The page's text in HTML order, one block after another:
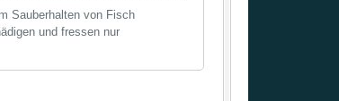
Sauberhalten von Fisch
und fressen nur